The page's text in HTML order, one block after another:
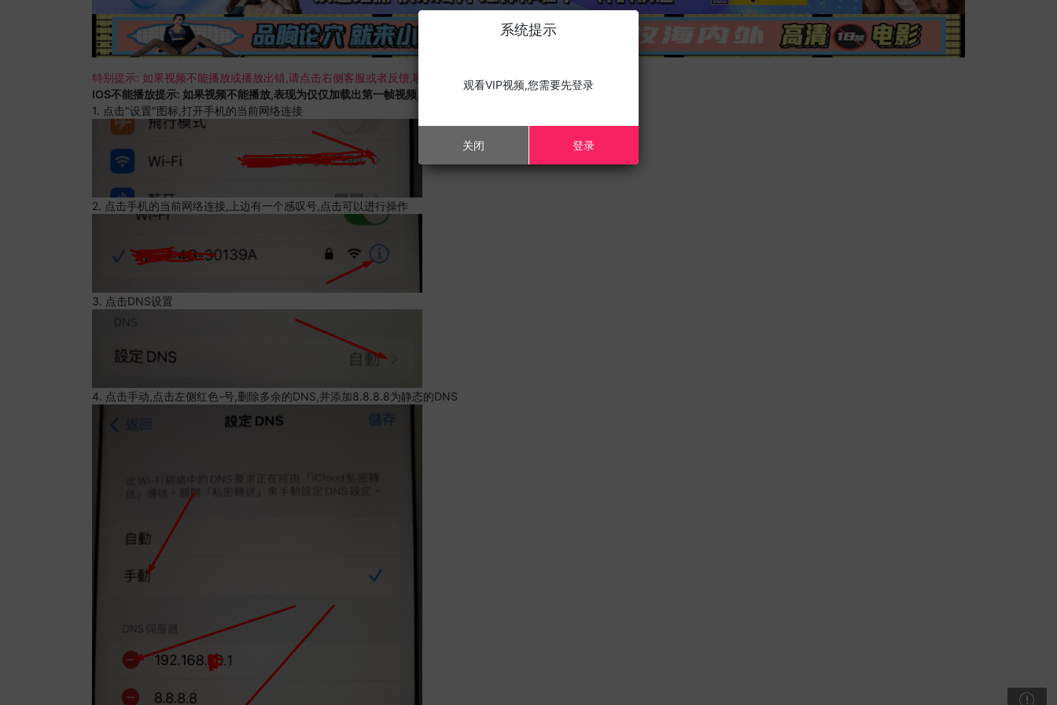
特别提示: 如果视频不能播放或播放出错,请点击右侧客服或者反馈,联系我们;
IOS不能播放提示: 如果视频不能播放,表现为仅仅加载出第一帧视频,且您的设备为苹果手机,请进行以下修改;
1. 点击"设置"图标,打开手机的当前网络连接
2. 点击手机的当前网络连接,上边有一个感叹号,点击可以进行操作
3. 点击DNS设置
4. 点击手动,点击左侧红色-号,删除多余的DNS,并添加8.8.8.8为静态的DNS
系统提示
观看VIP视频,您需要先登录
关闭 登录